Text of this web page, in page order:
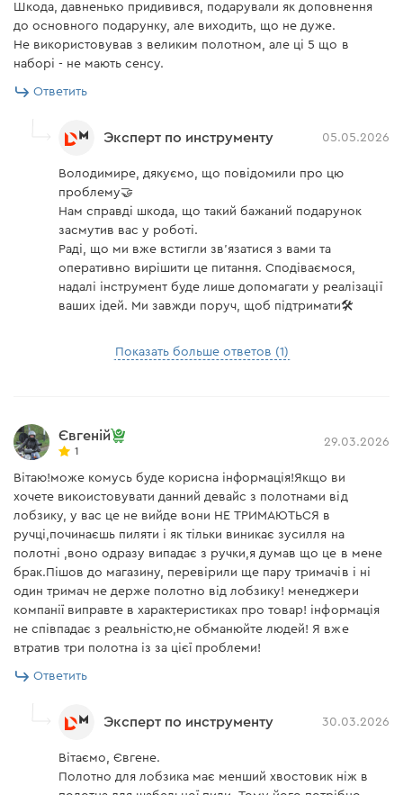
Шкода, давненько придивився, подарували як доповнення
до основного подарунку, але виходить, що не дуже.
Не використовував з великим полотном, але ці 5 що в
наборі - не мають сенсу.
Ответить
Эксперт по инструменту 05.05.2026
Володимире, дякуємо, що повідомили про цю
проблему🤝
Нам справді шкода, що такий бажаний подарунок
засмутив вас у роботі.
Раді, що ми вже встигли зв’язатися з вами та
оперативно вирішити це питання. Сподіваємося,
надалі інструмент буде лише допомагати у реалізації
ваших ідей. Ми завжди поруч, щоб підтримати🛠️
Показать больше ответов (1)
Євгеній
1
29.03.2026
Вітаю!може комусь буде корисна інформація!Якщо ви
хочете викоистовувати данний девайс з полотнами від
лобзику, у вас це не вийде вони НЕ ТРИМАЮТЬСЯ в
ручці,починаєшь пиляти і як тільки виникає зусилля на
полотні ,воно одразу випадає з ручки,я думав що це в мене
брак.Пішов до магазину, перевірили ще пару тримачів і ні
один тримач не держе полотно від лобзику! менеджери
компанії виправте в характеристиках про товар! інформація
не співпадає з реальністю,не обманюйте людей! Я вже
втратив три полотна із за цієї проблеми!
Ответить
Эксперт по инструменту 30.03.2026
Вітаємо, Євгене.
Полотно для лобзика має менший хвостовик ніж в